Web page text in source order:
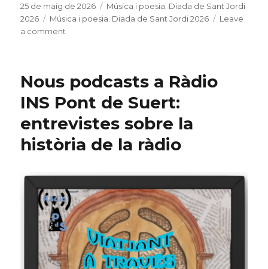
c
e
o
k
it
te
m
p
ix
Posted
on
25 de maig de 2026 Categories
Música i poesia. Diada de Sant Jordi
2026
Tags
Música i poesia. Diada de Sant Jordi 2026
Leave
a comment
Sant
2026
Nous podcasts a Ràdio
INS Pont de Suert:
entrevistes sobre la
història de la ràdio